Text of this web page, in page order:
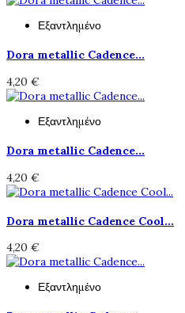
Εξαντλημένο
Dora metallic Cadence...
4,20 €
Εξαντλημένο
Dora metallic Cadence...
4,20 €
Dora metallic Cadence Cool...
4,20 €
Εξαντλημένο